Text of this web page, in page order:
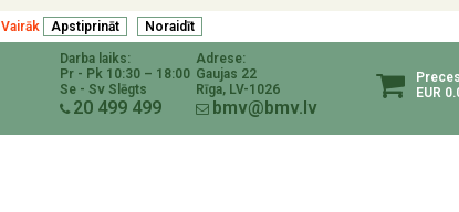
Vairāk
Darba laiks:
Pr - Pk 10:30 – 18:00
Se - Sv Slēgts
20 499 499
Adrese:
Gaujas 22
Rīga, LV-1026
bmv@bmv.lv
EUR